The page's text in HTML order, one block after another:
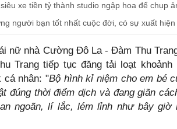
xe tiền tỷ thành studio ngập hoa để chụp
người bạn tốt nhất cuộc đời, có sự xuất
nữ nhà Cường Đô La - Đàm Thu
Trang tiếp tục đăng tải loạt
cá nhân: "Bộ hình kỉ niệm cho em bé
đúng thời điểm dịch và đang giãn
ngoãn, lí lắc, lém lỉnh như bây giờ